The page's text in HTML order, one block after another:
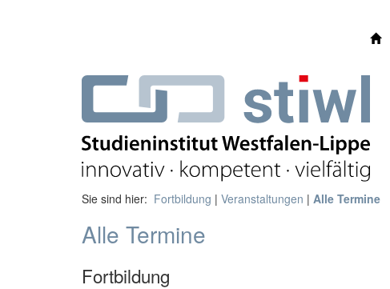
Sie sind hier: Fortbildung | Veranstaltungen | Alle Termine
Alle Termine
Fortbildung